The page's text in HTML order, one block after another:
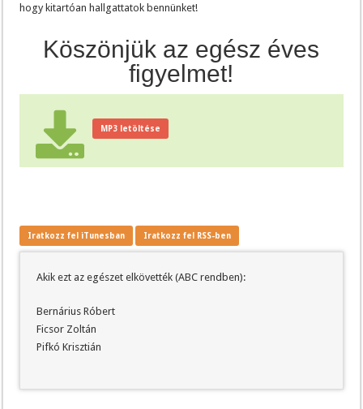
hogy kitartóan hallgattatok bennünket!
Köszönjük az egész éves
figyelmet!
MP3 letöltése
Iratkozz fel iTunesban Iratkozz fel RSS-ben
Akik ezt az egészet elkövették (ABC rendben):
Bernárius Róbert
Ficsor Zoltán
Pifkó Krisztián